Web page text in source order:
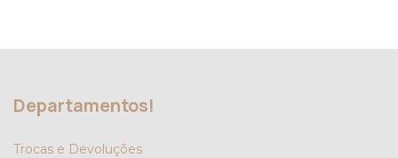
Departamentos!
Trocas e Devoluções